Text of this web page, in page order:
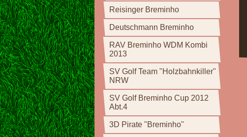
Reisinger Breminho
Deutschmann Breminho
RAV Breminho WDM Kombi
2013
SV Golf Team "Holzbahnkiller"
NRW
SV Golf Breminho Cup 2012
Abt.4
3D Pirate "Breminho"